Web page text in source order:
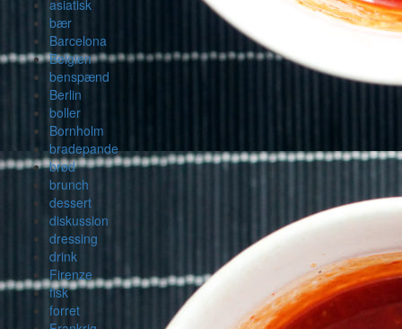
asiatisk
bær
Barcelona
Belgien
benspænd
Berlin
boller
Bornholm
bradepande
brød
brunch
dessert
diskussion
dressing
drink
Firenze
fisk
forret